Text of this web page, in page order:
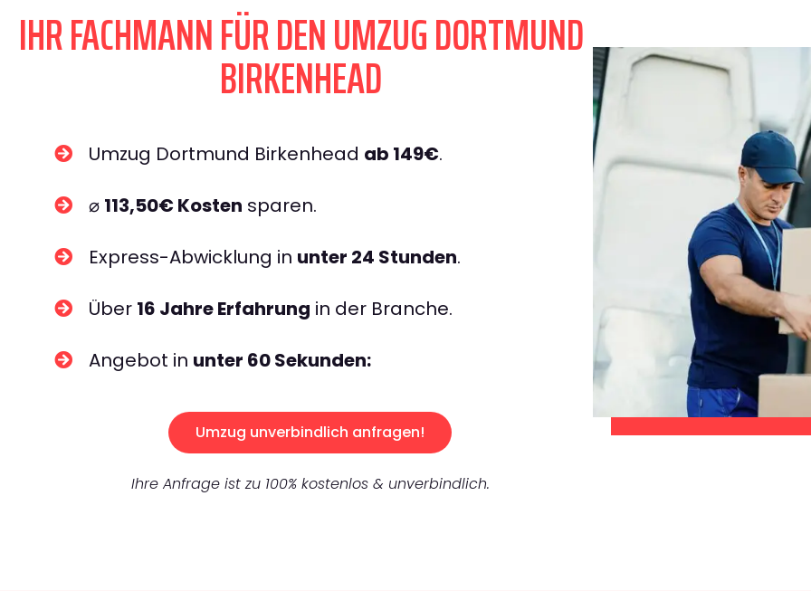
IHR FACHMANN FÜR DEN UMZUG DORTMUND
BIRKENHEAD
Umzug Dortmund Birkenhead ab 149€.
⌀ 113,50€ Kosten sparen.
Express-Abwicklung in unter 24 Stunden.
Über 16 Jahre Erfahrung in der Branche.
Angebot in unter 60 Sekunden:
Umzug unverbindlich anfragen!
Ihre Anfrage ist zu 100% kostenlos & unverbindlich.